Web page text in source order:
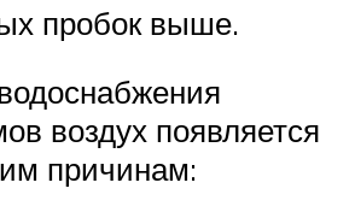
пробок выше.
воздух появляется
причинам: